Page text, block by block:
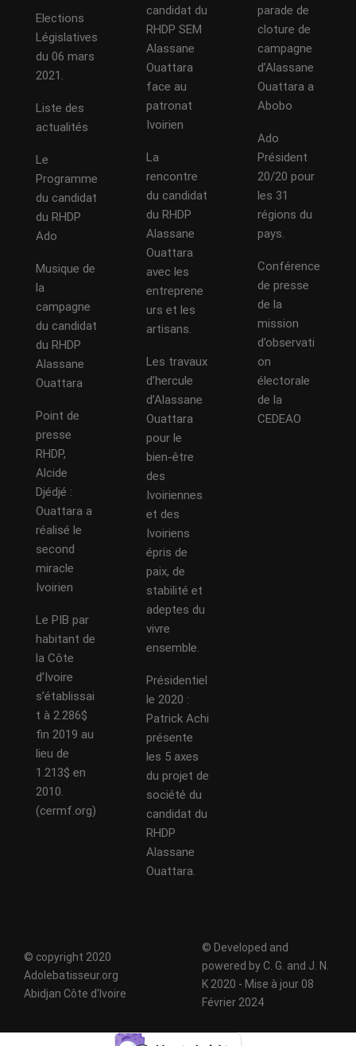
Elections
Législatives
du 06 mars
2021.
Liste des
actualités
Le
Programme
du candidat
du RHDP
Ado
Musique de
la
campagne
du candidat
du RHDP
Alassane
Ouattara
Point de
presse
RHDP,
Alcide
Djédjé :
Ouattara a
réalisé le
second
miracle
Ivoirien
Le PIB par
habitant de
la Côte
d’Ivoire
s’établissai
t à 2.286$
fin 2019 au
lieu de
1.213$ en
2010.
(cermf.org)
candidat du
RHDP SEM
Alassane
Ouattara
face au
patronat
Ivoirien
La
rencontre
du candidat
du RHDP
Alassane
Ouattara
avec les
entreprene
urs et les
artisans.
Les travaux
d’hercule
d’Alassane
Ouattara
pour le
bien-être
des
Ivoiriennes
et des
Ivoiriens
épris de
paix, de
stabilité et
adeptes du
vivre
ensemble.
Présidentiel
le 2020 :
Patrick Achi
présente
les 5 axes
du projet de
société du
candidat du
RHDP
Alassane
Ouattara.
parade de
cloture de
campagne
d’Alassane
Ouattara a
Abobo
Ado
Président
20/20 pour
les 31
régions du
pays.
Conférence
de presse
de la
mission
d’observati
on
électorale
de la
CEDEAO
© copyright 2020
Adolebatisseur.org
Abidjan Côte d'Ivoire
© Developed and
powered by C. G. and J. N.
K 2020 - Mise à jour 08
Février 2024